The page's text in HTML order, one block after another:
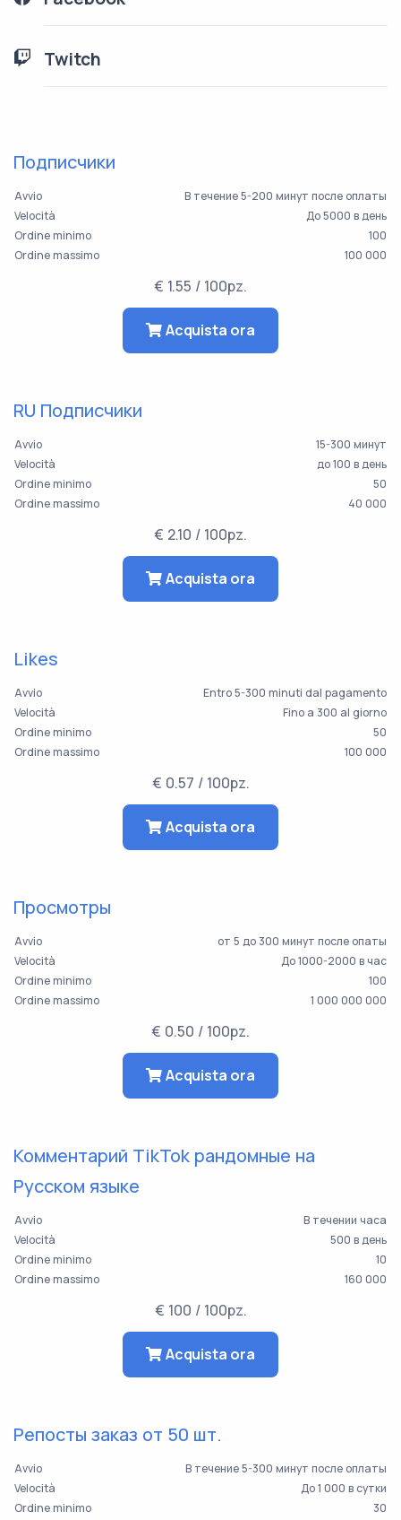
Twitch
Подписчики
Avvio
В течение 5-200 минут после оплаты
Velocità
До 5000 в день
Ordine minimo
100
Ordine massimo
100 000
€ 1.55 / 100pz.
Acquista ora
RU Подписчики
Avvio
15-300 минут
Velocità
до 100 в день
Ordine minimo
50
Ordine massimo
40 000
€ 2.10 / 100pz.
Acquista ora
Likes
Avvio
Entro 5-300 minuti dal pagamento
Velocità
Fino a 300 al giorno
Ordine minimo
50
Ordine massimo
100 000
€ 0.57 / 100pz.
Acquista ora
Просмотры
Avvio
от 5 до 300 минут после опаты
Velocità
До 1000-2000 в час
Ordine minimo
100
Ordine massimo
1 000 000 000
€ 0.50 / 100pz.
Acquista ora
Комментарий TikTok рандомные на
Русском языке
Avvio
В течении часа
Velocità
500 в день
Ordine minimo
10
Ordine massimo
160 000
€ 100 / 100pz.
Acquista ora
Репосты заказ от 50 шт.
Avvio
В течение 5-300 минут после оплаты
Velocità
До 1 000 в сутки
Ordine minimo
30